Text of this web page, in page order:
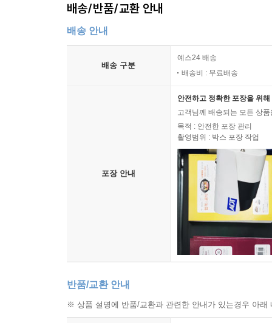
변화에 대한 마음가짐
개인적 달성 계획
실습이 차이를 만들 수 있는가?
계획의 요소
성장을 위한 도움
회복을 위한 도움
배송/반품/교환 안내
배송 안내
배송 구분
예스24 배송
배송비 : 무료배송
포장 안내
안전하고 정확한 포장을 위
고객님께 배송되는 모든 상
목적 : 안전한 포장 관리
촬영범위 : 박스 포장 작업
반품/교환 안내
※ 상품 설명에 반품/교환과 관련한 안내가 있는경우 아